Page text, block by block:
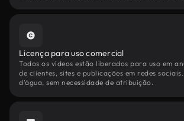
Licença para uso comercial
Todos os vídeos estão liberados para uso em
de clientes, sites e publicações em redes
d'água, sem necessidade de atribuição.